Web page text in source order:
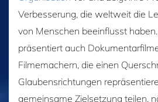
Verbesserung, die weltweit die
von Menschen beeinflusst
präsentiert auch
Filmemachern, die einen
Glaubensrichtungen
gemeinsame Zielsetzung teilen,